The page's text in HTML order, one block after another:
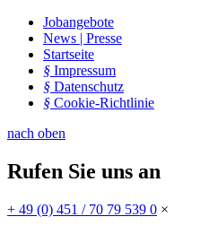
Jobangebote
News | Presse
Startseite
§ Impressum
§ Datenschutz
§ Cookie-Richtlinie
nach oben
Rufen Sie uns an
+ 49 (0) 451 / 70 79 539 0 ×